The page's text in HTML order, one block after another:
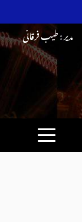
content
مدیر : طیب فرقانی